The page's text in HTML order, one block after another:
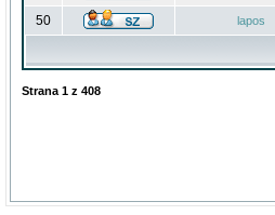
50 lapos
Strana 1 z 408